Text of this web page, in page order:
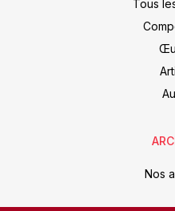
Tous
Nos